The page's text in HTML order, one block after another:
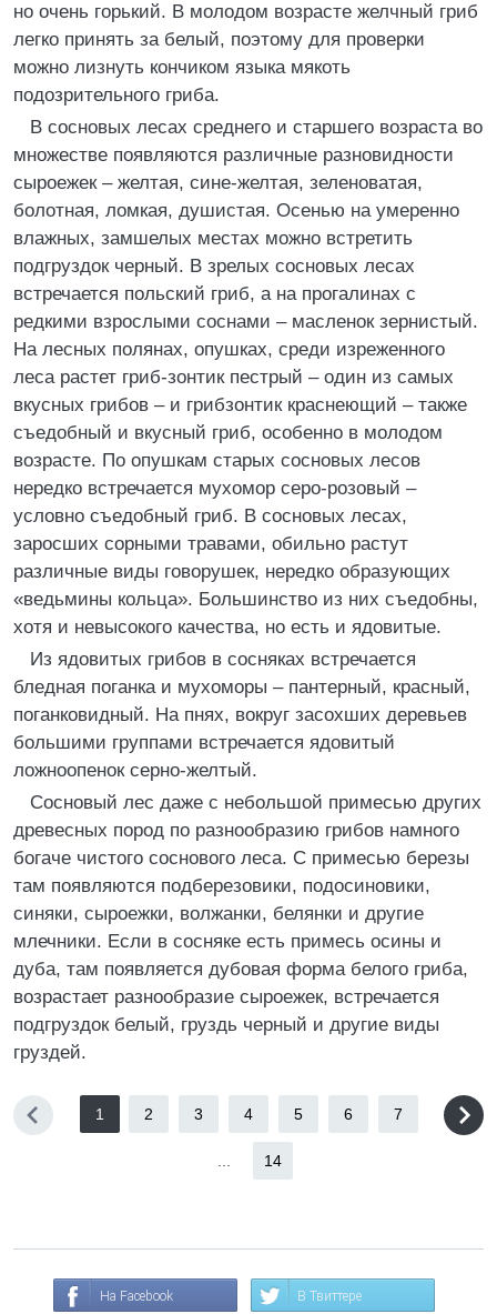
но очень горький. В молодом возрасте желчный гриб
легко принять за белый, поэтому для проверки
можно лизнуть кончиком языка мякоть
подозрительного гриба.
В сосновых лесах среднего и старшего возраста во
множестве появляются различные разновидности
сыроежек – желтая, сине-желтая, зеленоватая,
болотная, ломкая, душистая. Осенью на умеренно
влажных, замшелых местах можно встретить
подгруздок черный. В зрелых сосновых лесах
встречается польский гриб, а на прогалинах с
редкими взрослыми соснами – масленок зернистый.
На лесных полянах, опушках, среди изреженного
леса растет гриб-зонтик пестрый – один из самых
вкусных грибов – и грибзонтик краснеющий – также
съедобный и вкусный гриб, особенно в молодом
возрасте. По опушкам старых сосновых лесов
нередко встречается мухомор серо-розовый –
условно съедобный гриб. В сосновых лесах,
заросших сорными травами, обильно растут
различные виды говорушек, нередко образующих
«ведьмины кольца». Большинство из них съедобны,
хотя и невысокого качества, но есть и ядовитые.
Из ядовитых грибов в сосняках встречается
бледная поганка и мухоморы – пантерный, красный,
поганковидный. На пнях, вокруг засохших деревьев
большими группами встречается ядовитый
ложноопенок серно-желтый.
Сосновый лес даже с небольшой примесью других
древесных пород по разнообразию грибов намного
богаче чистого соснового леса. С примесью березы
там появляются подберезовики, подосиновики,
синяки, сыроежки, волжанки, белянки и другие
млечники. Если в сосняке есть примесь осины и
дуба, там появляется дубовая форма белого гриба,
возрастает разнообразие сыроежек, встречается
подгруздок белый, груздь черный и другие виды
груздей.
1 2 3 4 5 6 7
14
На Facebook В Твиттере